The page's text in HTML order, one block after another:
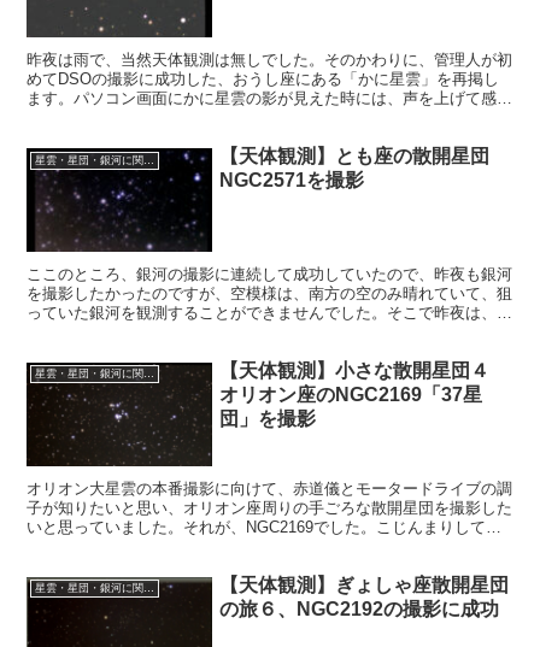
昨夜は雨で、当然天体観測は無しでした。そのかわりに、管理人が初
めてDSOの撮影に成功した、おうし座にある「かに星雲」を再掲し
ます。パソコン画面にかに星雲の影が見えた時には、声を上げて感動
【天体観測】とも座の散開星団
NGC2571を撮影
ここのところ、銀河の撮影に連続して成功していたので、昨夜も銀河
を撮影したかったのですが、空模様は、南方の空のみ晴れていて、狙
っていた銀河を観測することができませんでした。そこで昨夜は、と
星雲・星団・銀河に関する情報
【天体観測】小さな散開星団４
オリオン座のNGC2169「37星
団」を撮影
オリオン大星雲の本番撮影に向けて、赤道儀とモータードライブの調
子が知りたいと思い、オリオン座周りの手ごろな散開星団を撮影した
いと思っていました。それが、NGC2169でした。こじんまりしてい
星雲・星団・銀河に関する情報
【天体観測】ぎょしゃ座散開星団
の旅６、NGC2192の撮影に成功